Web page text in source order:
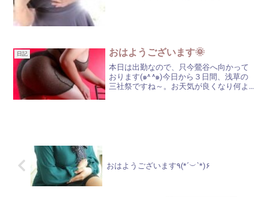
日記 おはようございます🌞
本日は出勤なので、只今鶯谷へ向かって
おります(๑^ ^๑)今日から３日間、浅草の
三社祭ですね～。お天気が良くなり何よ
おはようございます٩(*´︶`*)۶